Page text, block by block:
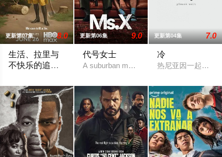
更新第07集 8.0
生活、拉里与
不快乐的追
史
更新第06集 9.0
代号女士
A suburban mom and her high school
更新第04集 7.0
冷
热尼亚因一起事故